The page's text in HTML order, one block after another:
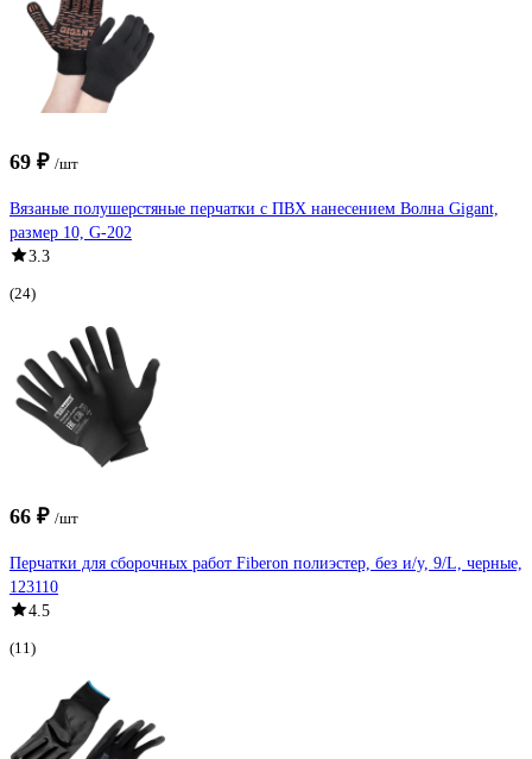
69 ₽ /шт
Вязаные полушерстяные перчатки с ПВХ нанесением Волна Gigant,
размер 10, G-202
3.3
(24)
66 ₽ /шт
Перчатки для сборочных работ Fiberon полиэстер, без и/у, 9/L, черные,
123110
4.5
(11)